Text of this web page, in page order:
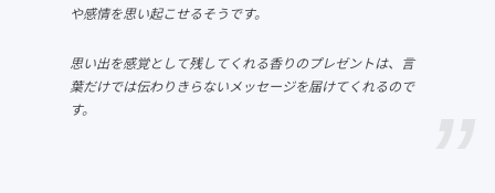
や感情を思い起こせるそうです。
思い出を感覚として残してくれる香りのプレゼントは、言
葉だけでは伝わりきらないメッセージを届けてくれるので
す。